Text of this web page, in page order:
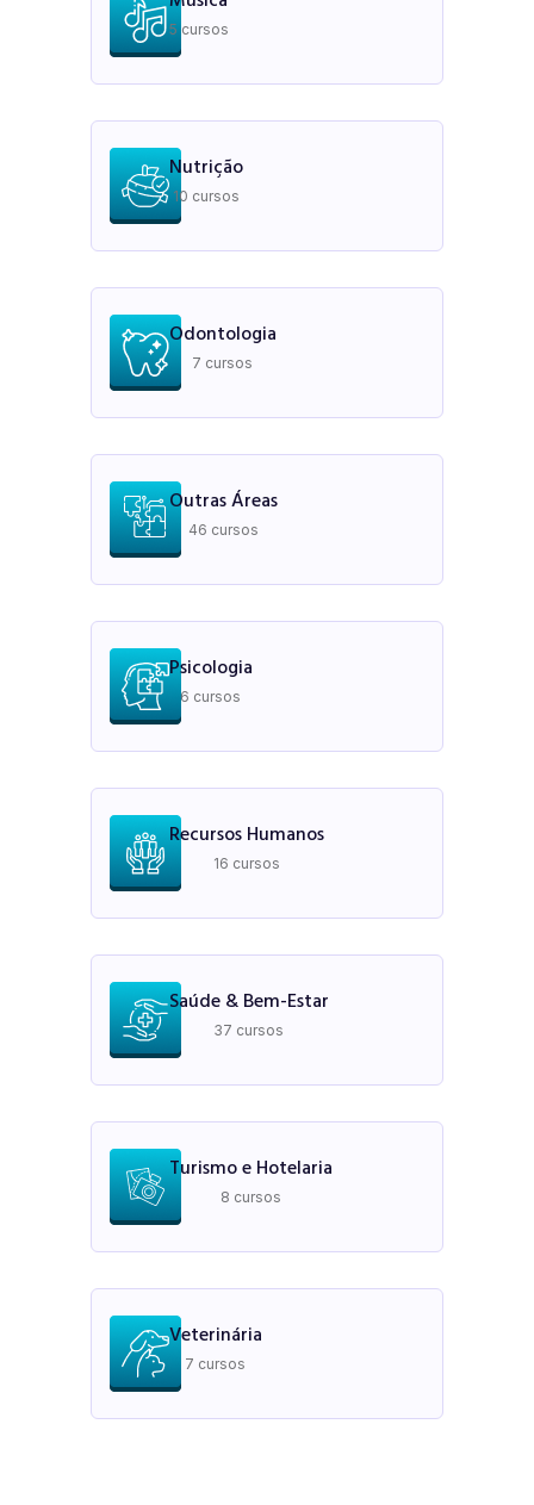
5 cursos
Nutrição
10 cursos
Odontologia
7 cursos
Outras Áreas
46 cursos
Psicologia
6 cursos
Recursos Humanos
16 cursos
Saúde & Bem-Estar
37 cursos
Turismo e Hotelaria
8 cursos
Veterinária
7 cursos